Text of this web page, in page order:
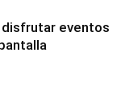
eventos